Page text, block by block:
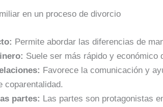
en un proceso de divorcio
Permite abordar las diferencias de
Suele ser más rápido y económico
Favorece la comunicación y
coparentalidad.
partes: Las partes son protagonistas